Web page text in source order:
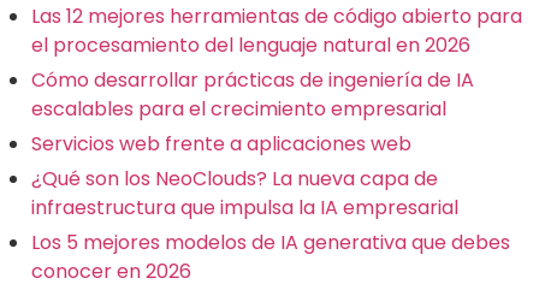
Las 12 mejores herramientas de código abierto para
el procesamiento del lenguaje natural en 2026
Cómo desarrollar prácticas de ingeniería de IA
escalables para el crecimiento empresarial
Servicios web frente a aplicaciones web
¿Qué son los NeoClouds? La nueva capa de
infraestructura que impulsa la IA empresarial
Los 5 mejores modelos de IA generativa que debes
conocer en 2026